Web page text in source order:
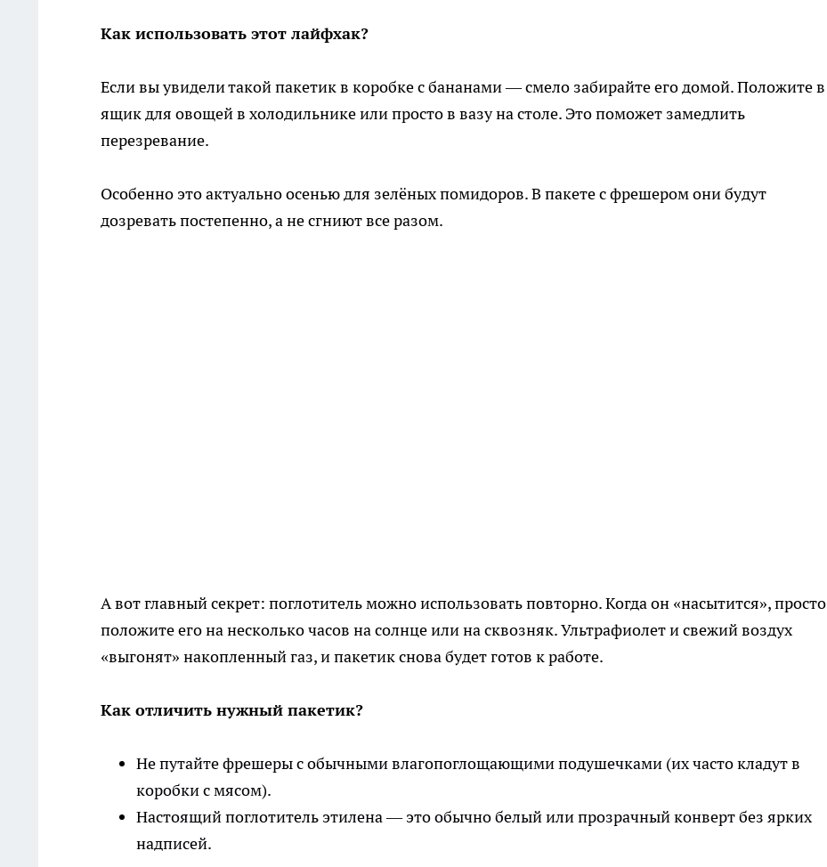
Как использовать этот лайфхак?
Если вы увидели такой пакетик в коробке с бананами — смело забирайте его домой. Положите в
ящик для овощей в холодильнике или просто в вазу на столе. Это поможет замедлить
перезревание.
Особенно это актуально осенью для зелёных помидоров. В пакете с фрешером они будут
дозревать постепенно, а не сгниют все разом.
А вот главный секрет: поглотитель можно использовать повторно. Когда он «насытится», просто
положите его на несколько часов на солнце или на сквозняк. Ультрафиолет и свежий воздух
«выгонят» накопленный газ, и пакетик снова будет готов к работе.
Как отличить нужный пакетик?
Не путайте фрешеры с обычными влагопоглощающими подушечками (их часто кладут в
коробки с мясом).
Настоящий поглотитель этилена — это обычно белый или прозрачный конверт без ярких
надписей.